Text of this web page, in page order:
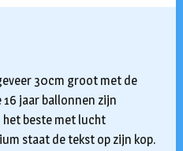
30cm groot met de
16 jaar ballonnen zijn
beste met lucht
staat de tekst op zijn kop.